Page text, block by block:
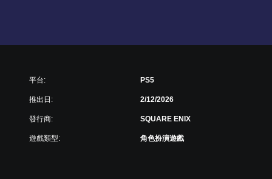
平台: PS5
推出日: 2/12/2026
發行商: SQUARE ENIX
遊戲類型: 角色扮演遊戲